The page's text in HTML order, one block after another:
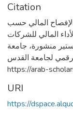
Citation
عبد المعطي. (2022). أثر الإفصاح المالي حسب
المالي للشركات
منشورة، جامعة
لجامعة القدس.
https://arab-
URI
https://